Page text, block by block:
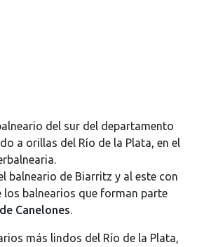
del sur del departamento
a orillas del Río de la Plata, en el
balneario de Biarritz y al este con
los balnearios que forman parte
Canelones.
más lindos del Río de la Plata,